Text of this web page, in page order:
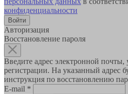
конфиденциальности
Авторизация
Восстановление пароля
Введите адрес электронной почты,
регистрации. На указанный адрес
инструкция по восстановлению
E-mail *